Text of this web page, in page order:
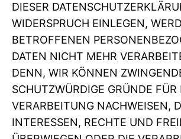
DIESER
WIDERSPRUCH EINLEGEN,
BETROFFENEN
DATEN NICHT MEHR
DENN, WIR KÖNNEN
SCHUTZWÜRDIGE GRÜNDE FÜR
VERARBEITUNG NACHWEISEN,
INTERESSEN, RECHTE UND